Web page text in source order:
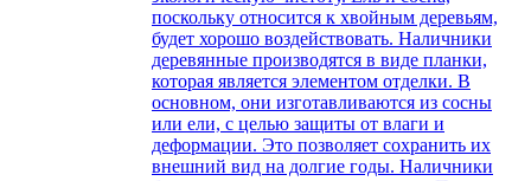
поскольку относится к хвойным деревьям,
будет хорошо воздействовать. Наличники
деревянные производятся в виде планки,
которая является элементом отделки. В
основном, они изготавливаются из сосны
или ели, с целью защиты от влаги и
деформации. Это позволяет сохранить их
внешний вид на долгие годы. Наличники